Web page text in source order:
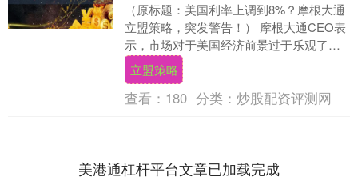
（原标题：美国利率上调到8%？摩根大通
立盟策略，突发警告！） 摩根大通CEO表
示，市场对于美国经济前景过于乐观了！
日前，摩根大通董事长兼首席执行官杰米·
戴蒙向....
立盟策略
查看： 180 分类： 炒股配资评测网
美港通杠杆平台文章已加载完成